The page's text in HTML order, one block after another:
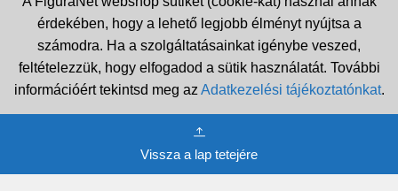
érdekében, hogy a lehető legjobb élményt nyújtsa a
számodra. Ha a szolgáltatásainkat igénybe veszed,
feltételezzük, hogy elfogadod a sütik használatát. További
információért tekintsd meg az Adatkezelési tájékoztatónkat.
Vissza a lap tetejére